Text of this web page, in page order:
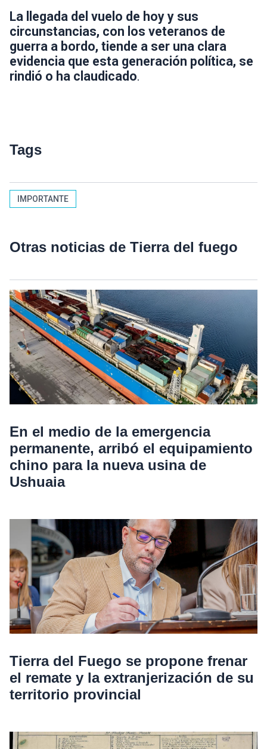
La llegada del vuelo de hoy y sus
circunstancias, con los veteranos de
guerra a bordo, tiende a ser una clara
evidencia que esta generación política, se
rindió o ha claudicado.
Tags
IMPORTANTE
Otras noticias de Tierra del fuego
En el medio de la emergencia
permanente, arribó el equipamiento
chino para la nueva usina de
Ushuaia
Tierra del Fuego se propone frenar
el remate y la extranjerización de su
territorio provincial